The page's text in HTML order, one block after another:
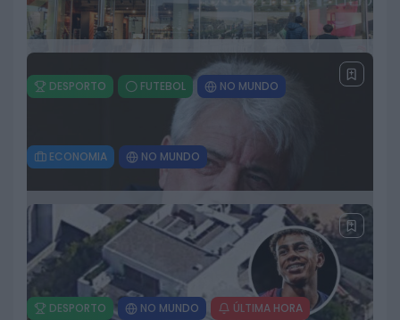
DESPORTO FUTEBOL NO MUNDO
Cristiano Ronaldo e Vitinha entre as
maiores desilusões do Mundial 2026 para
a imprensa italiana
22 DE JULHO, 2026
ECONOMIA NO MUNDO
Nike reforça controlo da marca na China e
elimina vendas através de distribuidores
online
22 DE JULHO, 2026
DESPORTO NO MUNDO ÚLTIMA HORA